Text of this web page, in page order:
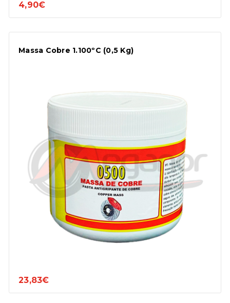
4,90€
Massa Cobre 1.100ºC (0,5 Kg)
23,83€